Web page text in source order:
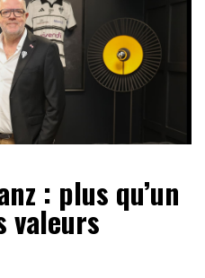
: plus qu’un
valeurs